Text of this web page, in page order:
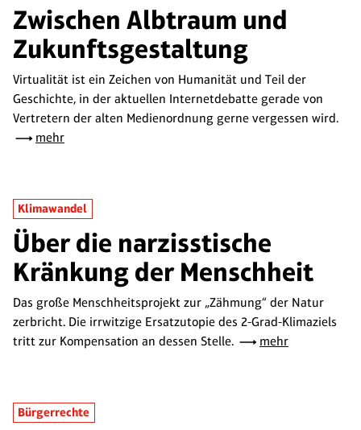
Zwischen Albtraum und
Zukunftsgestaltung
Virtualität ist ein Zeichen von Humanität und Teil der
Geschichte, in der aktuellen Internetdebatte gerade von
Vertretern der alten Medienordnung gerne vergessen wird.
mehr
Klimawandel
Über die narzisstische
Kränkung der Menschheit
Das große Menschheitsprojekt zur „Zähmung“ der Natur
zerbricht. Die irrwitzige Ersatzutopie des 2-Grad-Klimaziels
tritt zur Kompensation an dessen Stelle.
mehr
Bürgerrechte